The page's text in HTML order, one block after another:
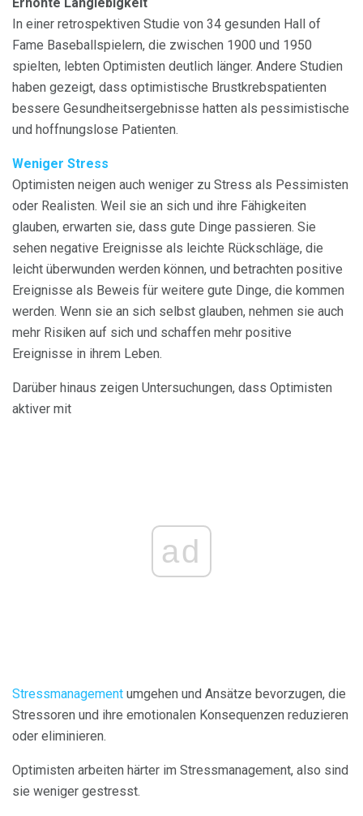
In einer retrospektiven Studie von 34 gesunden Hall of
Fame Baseballspielern, die zwischen 1900 und 1950
spielten, lebten Optimisten deutlich länger. Andere Studien
haben gezeigt, dass optimistische Brustkrebspatienten
bessere Gesundheitsergebnisse hatten als pessimistische
und hoffnungslose Patienten.
Weniger Stress
Optimisten neigen auch weniger zu Stress als Pessimisten
oder Realisten. Weil sie an sich und ihre Fähigkeiten
glauben, erwarten sie, dass gute Dinge passieren. Sie
sehen negative Ereignisse als leichte Rückschläge, die
leicht überwunden werden können, und betrachten positive
Ereignisse als Beweis für weitere gute Dinge, die kommen
werden. Wenn sie an sich selbst glauben, nehmen sie auch
mehr Risiken auf sich und schaffen mehr positive
Ereignisse in ihrem Leben.
Darüber hinaus zeigen Untersuchungen, dass Optimisten
aktiver mit
ad
Stressmanagement umgehen und Ansätze bevorzugen, die
Stressoren und ihre emotionalen Konsequenzen reduzieren
oder eliminieren.
Optimisten arbeiten härter im Stressmanagement, also sind
sie weniger gestresst.